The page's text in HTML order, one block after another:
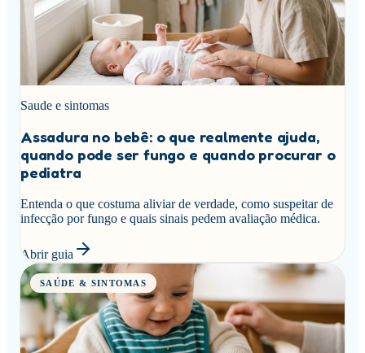
Saude e sintomas
Assadura no bebê: o que realmente ajuda,
quando pode ser fungo e quando procurar o
pediatra
Entenda o que costuma aliviar de verdade, como suspeitar de
infecção por fungo e quais sinais pedem avaliação médica.
Abrir guia
SAÚDE & SINTOMAS